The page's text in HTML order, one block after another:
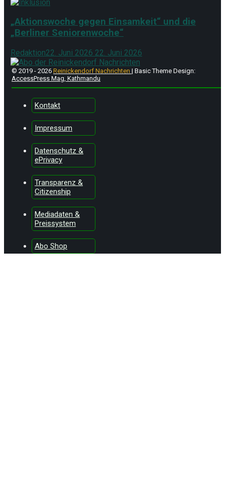
„Aktionswoche gegen Einsamkeit“ und die
„Berliner Seniorenwoche“
Redaktion22. Juni 2026 22. Juni 2026
© 2019 - 2026 Reinickendorf Nachrichten | Basic Theme Design:
AccessPress Mag, Kathmandu
Kontakt
Impressum
Datenschutz &
ePrivacy
Transparenz &
Citizenship
Mediadaten &
Preissystem
Abo Shop